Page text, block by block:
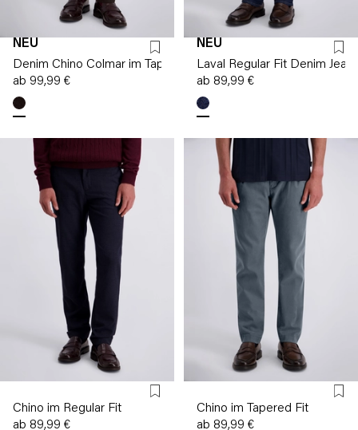
NEU
Denim Chino Colmar im Tapered Fit
ab 99,99 €
NEU
Laval Regular Fit Denim
ab 89,99 €
Chino im Regular Fit
ab 89,99 €
Chino im Tapered Fit
ab 89,99 €